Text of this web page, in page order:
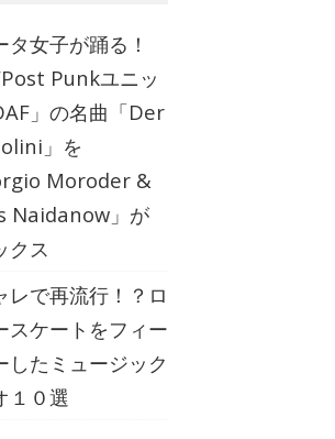
タ女子が踊る！
Punkユニッ
」の名曲「Der
」を
Moroder &
Naidanow」が
クス
レで再流行！？ロ
スケートをフィー
したミュージック
１０選